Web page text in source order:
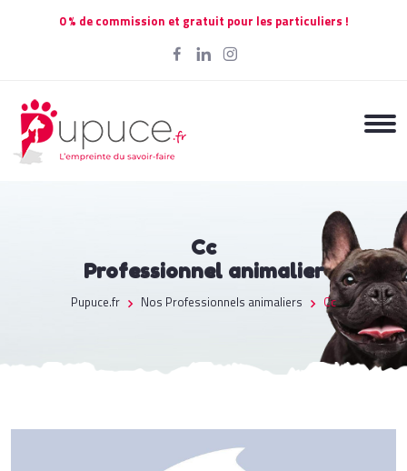
0 % de commission et gratuit pour les particuliers !
Cc
Professionnel animalier
Pupuce.fr Nos Professionnels animaliers Cc